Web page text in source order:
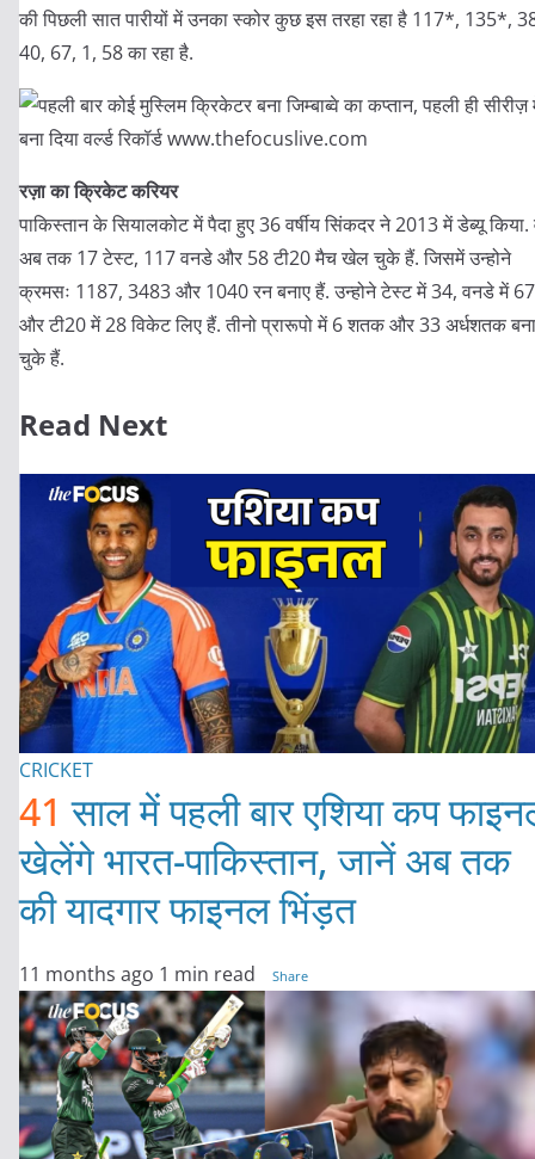
की पिछली सात पारीयों में उनका स्कोर कुछ इस तरहा रहा है 117*, 135*,
40, 67, 1, 58 का रहा है.
रज़ा का क्रिकेट करियर
पाकिस्तान के सियालकोट में पैदा हुए 36 वर्षीय सिंकदर ने 2013 में डेब्यू किया.
अब तक 17 टेस्ट, 117 वनडे और 58 टी20 मैच खेल चुके हैं. जिसमें उन्होने
क्रमसः 1187, 3483 और 1040 रन बनाए हैं. उन्होने टेस्ट में 34, वनडे में 67
और टी20 में 28 विकेट लिए हैं. तीनो प्रारूपो में 6 शतक और 33 अर्धशतक बना
चुके हैं.
Read Next
CRICKET
41 साल में पहली बार एशिया कप
खेलेंगे भारत-पाकिस्तान, जानें अब तक
की यादगार फाइनल भिंड़त
11 months ago 1 min read Share